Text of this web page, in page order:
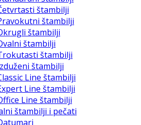
štambilji
štambilji
štambilji
štambilji
štambilji
štambilji
Line štambilji
Line štambilji
Line štambilji
štambilji i pečati